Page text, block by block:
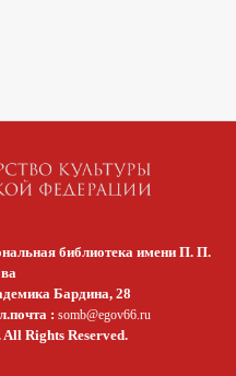
библиотека имени П. П.
Бардина, 28
: somb@egov66.ru
Rights Reserved.